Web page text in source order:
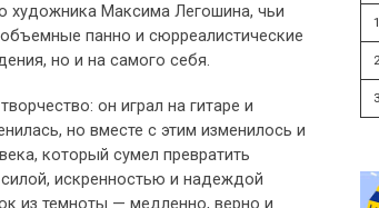
художника Максима Легошина, чьи
панно и сюрреалистические
но и на самого себя.
он играл на гитаре и
но вместе с этим изменилось и
который сумел превратить
искренностью и надеждой
из темноты — медленно, верно и